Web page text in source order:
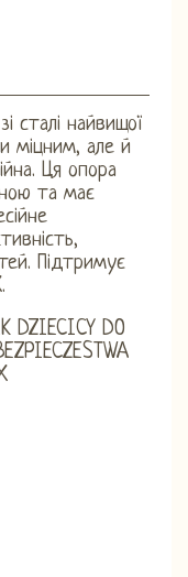
сталі найвищої
міцним, але й
Ця опора
та має
Підтримує